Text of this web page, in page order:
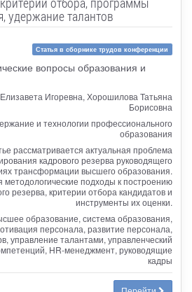
удержание талантов
Статья в сборнике трудов конференции
вопросы образования и
Игоревна, Хорошилова Татьяна
Борисовна
и технологии профессионального
образования
рассматривается актуальная проблема
кадрового резерва руководящего
трансформации высшего образования.
методологические подходы к построению
резерва, критерии отбора кандидатов и
инструменты их оценки.
образование, система образования,
персонала, развитие персонала,
управление талантами, управленческий
HR-менеджмент, руководящие
кадры